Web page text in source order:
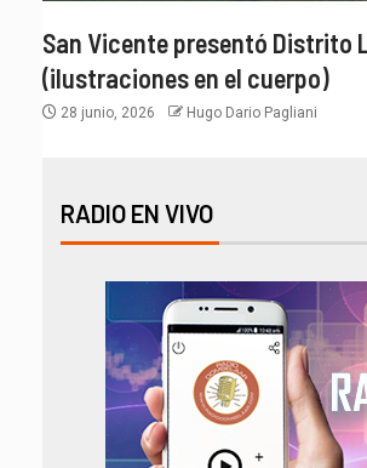
San Vicente presentó Distrito
(ilustraciones en el cuerpo)
28 junio, 2026 Hugo Dario Pagliani
RADIO EN VIVO